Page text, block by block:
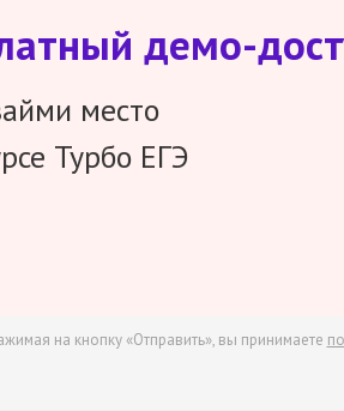
демо-
место
Турбо ЕГЭ
на кнопку «Отправить», вы принимаете